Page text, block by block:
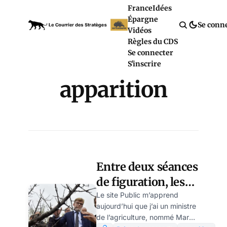
FranceIdées
Épargne
Vidéos
Règles du CDS
Se connecter
S'inscrire
Se
apparition
Entre deux séances
de figuration, les
ministres jouent
dans des séries, par
Le site Public m’apprend
aujourd’hui que j’ai un ministre
de l’agriculture, nommé Marc